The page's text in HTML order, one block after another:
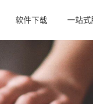
软件下载 一站式